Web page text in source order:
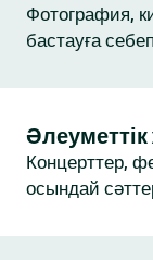
Фотография,
бастауға
Концерттер,
осындай